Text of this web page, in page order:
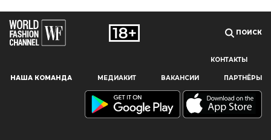
Наш сайт использует файлы cookie и похожие технологии,
пользователям, предоставляя персонализированную
информацию, запоминая предпочтения в области
ПОИСК
КОНТАКТЫ
НАША КОМАНДА МЕДИАКИТ ВАКАНСИИ ПАРТНЁРЫ